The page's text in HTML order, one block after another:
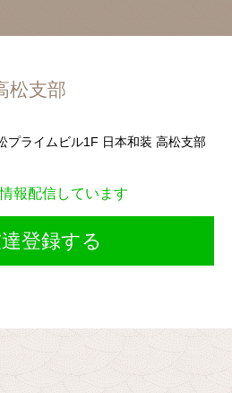
松支部
プライムビル1F 日本和装 高松支部
報配信しています
登録する